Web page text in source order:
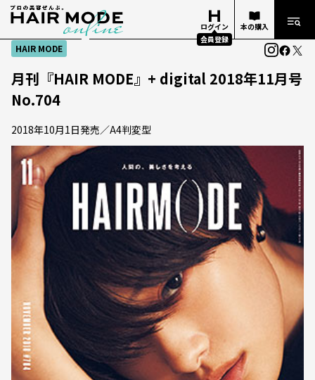
ログイン
会員登録
本の購入
HAIR MODE
月刊『HAIR MODE』+ digital 2018年11月号
No.704
2018年10月1日発売／A4判変型